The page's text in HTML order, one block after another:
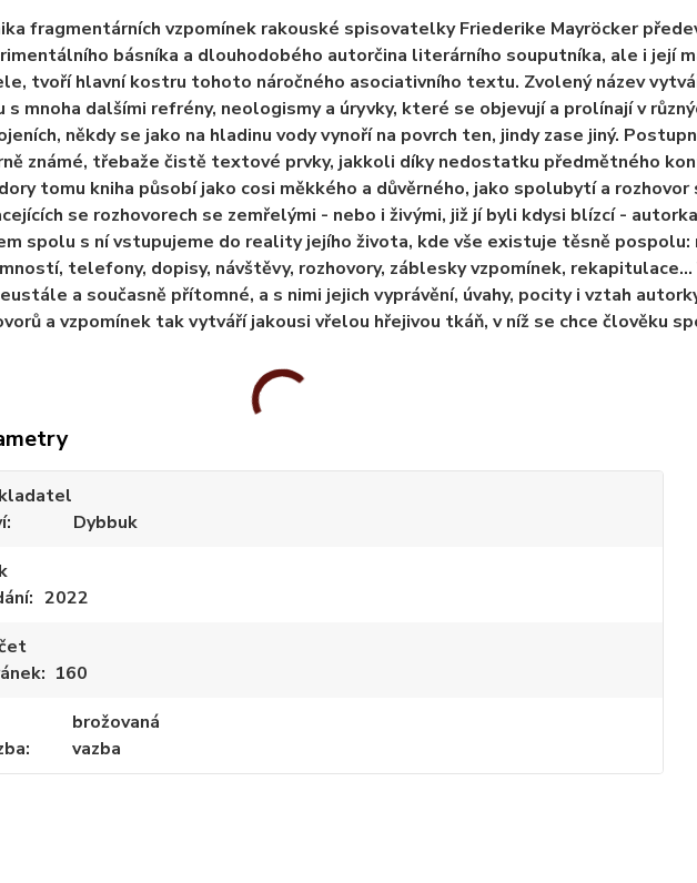
fragmentárních vzpomínek rakouské spisovatelky Friederike Mayröcker
básníka a dlouhodobého autorčina literárního souputníka, ale i její
tvoří hlavní kostru tohoto náročného asociativního textu. Zvolený název
s mnoha dalšími refrény, neologismy a úryvky, které se objevují a prolínají v
někdy se jako na hladinu vody vynoří na povrch ten, jindy zase jiný.
známé, třebaže čistě textové prvky, jakkoli díky nedostatku předmětného
tomu kniha působí jako cosi měkkého a důvěrného, jako spolubytí a
se rozhovorech se zemřelými - nebo i živými, již jí byli kdysi blízcí -
spolu s ní vstupujeme do reality jejího života, kde vše existuje těsně
telefony, dopisy, návštěvy, rozhovory, záblesky vzpomínek,
a současně přítomné, a s nimi jejich vyprávění, úvahy, pocity i vztah
a vzpomínek tak vytváří jakousi vřelou hřejivou tkáň, v níž se chce člověku
Dybbuk
2022
160
brožovaná
vazba